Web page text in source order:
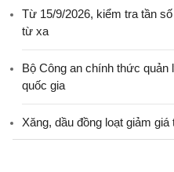
Từ 15/9/2026, kiểm tra tần
từ xa
Bộ Công an chính thức quản
quốc gia
Xăng, dầu đồng loạt giảm